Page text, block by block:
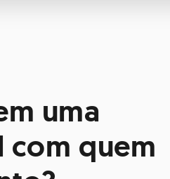
uma
com quem